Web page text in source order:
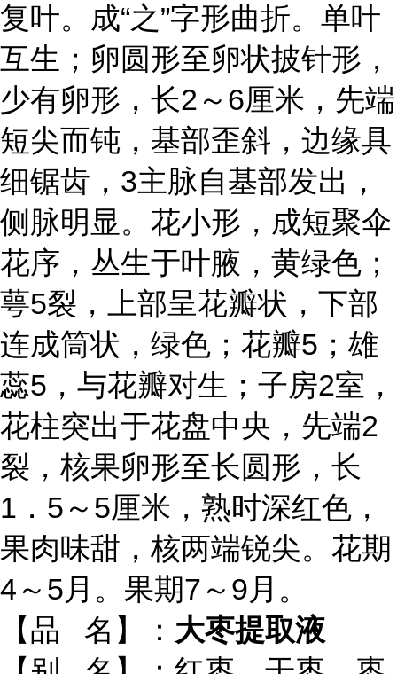
复叶。成“之”字形曲折。单叶
互生；卵圆形至卵状披针形，
少有卵形，长2～6厘米，先端
短尖而钝，基部歪斜，边缘具
细锯齿，3主脉自基部发出，
侧脉明显。花小形，成短聚伞
花序，丛生于叶腋，黄绿色；
萼5裂，上部呈花瓣状，下部
连成筒状，绿色；花瓣5；雄
蕊5，与花瓣对生；子房2室，
花柱突出于花盘中央，先端2
裂，核果卵形至长圆形，长
1．5～5厘米，熟时深红色，
果肉味甜，核两端锐尖。花期
4～5月。果期7～9月。
【品 名】： 大枣提取液